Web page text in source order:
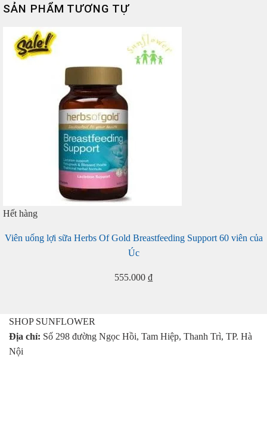
SẢN PHẨM TƯƠNG TỰ
Hết hàng
Viên uống lợi sữa Herbs Of Gold Breastfeeding Support 60 viên của
Úc
555.000 ₫
SHOP SUNFLOWER
Địa chỉ: Số 298 đường Ngọc Hồi, Tam Hiệp, Thanh Trì, TP. Hà
Nội